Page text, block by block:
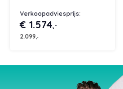
Verkoopadviesprijs:
€ 1.574,-
2.099,-